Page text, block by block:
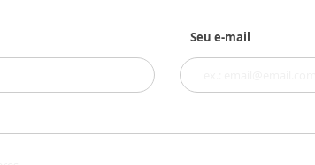
Seu e-mail